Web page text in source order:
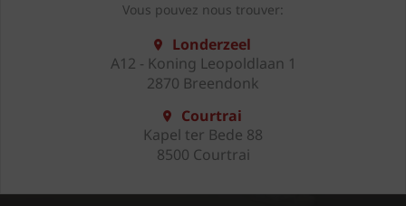
Vous pouvez nous trouver:
Londerzeel
A12 - Koning Leopoldlaan 1
2870 Breendonk
Courtrai
Kapel ter Bede 88
8500 Courtrai